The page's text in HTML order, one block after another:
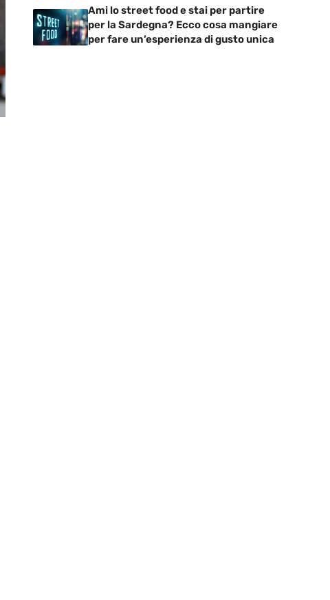
Ami lo street food e stai per partire
per la Sardegna? Ecco cosa mangiare
per fare un’esperienza di gusto unica